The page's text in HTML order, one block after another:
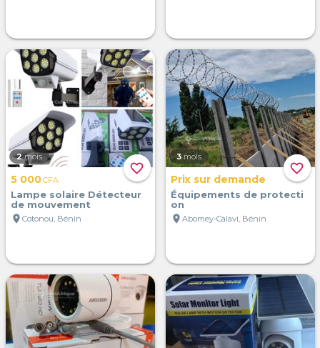
favorite_border
2 mois
5 000CFA
Lampe solaire Détecteur
de mouvement
location_on Cotonou, Bénin
favorite_border
3 mois
Prix sur demande
Équipements de protecti
on
location_on Abomey-Calavi, Bénin